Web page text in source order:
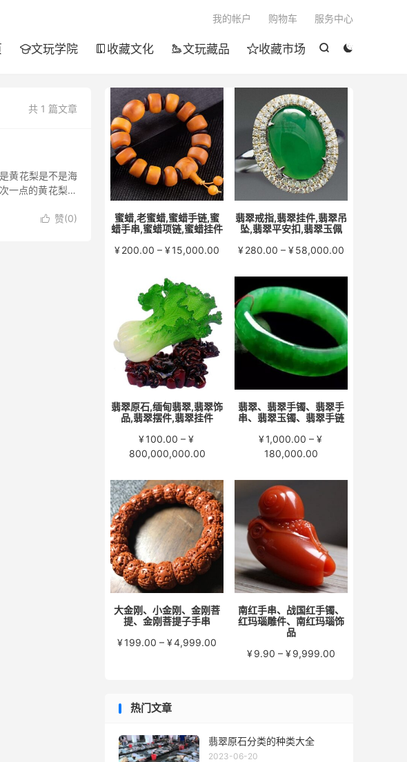


文玩学院  收藏文化 文玩藏品 收藏市场
我的帐户 购物车 服务中心
共 1 篇文章
黄花梨是不是海
一点的黄花梨是
 赞(0)
蜜蜡,老蜜蜡,蜜蜡手链,蜜
蜡手串,蜜蜡项链,蜜蜡挂件
¥200.00 – ¥15,000.00
¥200.00
至
¥15,000.00
翡翠戒指,翡翠挂件,翡翠吊
坠,翡翠平安扣,翡翠玉佩
¥280.00 – ¥58,000.00
范
至
¥58,000.00
翡翠原石,缅甸翡翠,翡翠饰
品,翡翠摆件,翡翠挂件
¥100.00 – ¥
800,000,000.00价
范
围：
¥100.00
至
¥800,000,000.00
翡翠、翡翠手镯、翡翠手
串、翡翠玉镯、翡翠手链
¥1,000.00 – ¥
180,000.00
范
¥180,000.00
大金刚、小金刚、金刚菩
提、金刚菩提子手串
¥199.00 – ¥4,999.00
南红手串、战国红手镯、
红玛瑙雕件、南红玛瑙饰
品
¥9.90 – ¥9,999.00
热门文章
翡翠原石分类的种类大全
2023-06-20